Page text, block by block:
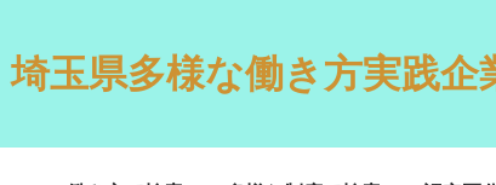
埼玉県多様な働き方実践企